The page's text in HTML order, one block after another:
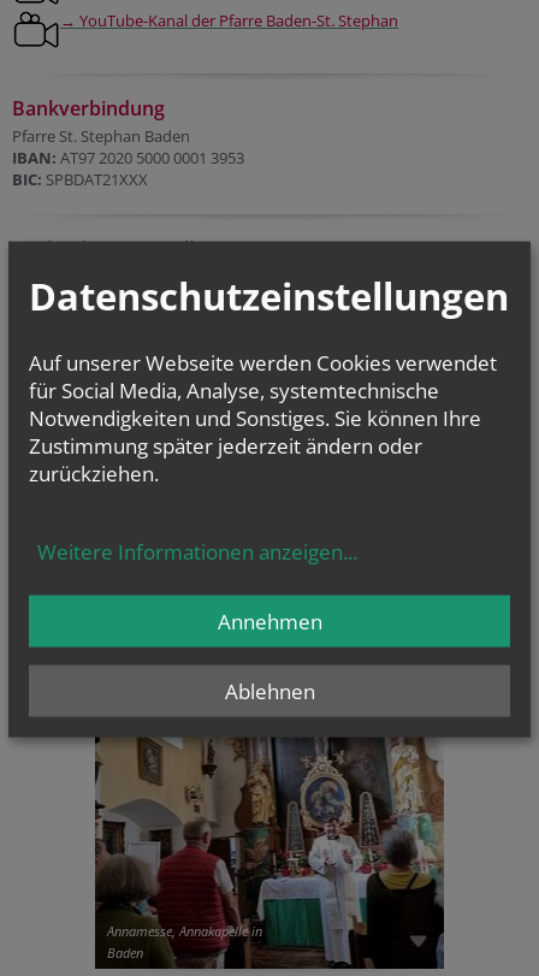
→ YouTube-Kanal der Pfarre Baden-St. Stephan
Bankverbindung
Pfarre St. Stephan Baden
IBAN: AT97 2020 5000 0001 3953
BIC: SPBDAT21XXX
Kirchenbeitragsstelle
Sprechstunden in Baden
am Pfarrplatz 7 am ersten Mittwoch im Monat von 08:00 bis 13:00, an
04. 11. 2026
02. 12. 2026
Link zu KB-Stelle Wiener Neustadt
CHRONIK
Annamesse, Annakapelle in
Baden
Datenschutzeinstellungen
Auf unserer Webseite werden Cookies verwendet
für Social Media, Analyse, systemtechnische
Notwendigkeiten und Sonstiges. Sie können Ihre
Zustimmung später jederzeit ändern oder
zurückziehen.
Weitere Informationen anzeigen...
Ablehnen
Annehmen